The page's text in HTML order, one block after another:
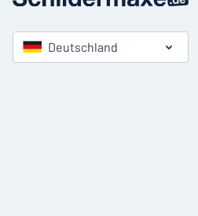
Deutschland